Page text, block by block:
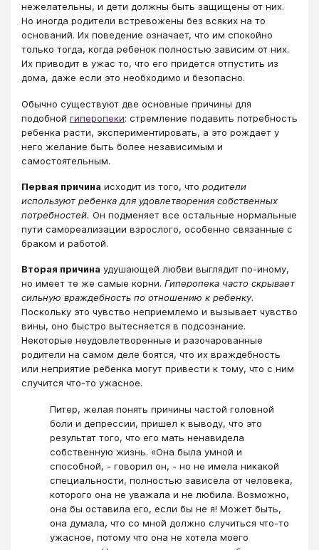
нежелательны, и дети должны быть защищены от них.
Но иногда родители встревожены без всяких на то
оснований. Их поведение означает, что им спокойно
только тогда, когда ребенок полностью зависим от них.
Их приводит в ужас то, что его придется отпустить из
дома, даже если это необходимо и безопасно.
Обычно существуют две основные причины для
подобной гиперопеки: стремление подавить потребность
ребенка расти, экспериментировать, а это рождает у
него желание быть более независимым и
самостоятельным.
Первая причина исходит из того, что родители
используют ребенка для удовлетворения собственных
потребностей. Он подменяет все остальные нормальные
пути самореализации взрослого, особенно связанные с
браком и работой.
Вторая причина удушающей любви выглядит по-иному,
но имеет те же самые корни. Гиперопека часто скрывает
сильную враждебность по отношению к ребенку.
Поскольку это чувство неприемлемо и вызывает чувство
вины, оно быстро вытесняется в подсознание.
Некоторые неудовлетворенные и разочарованные
родители на самом деле боятся, что их враждебность
или неприятие ребенка могут привести к тому, что с ним
случится что-то ужасное.
Питер, желая понять причины частой головной
боли и депрессии, пришел к выводу, что это
результат того, что его мать ненавидела
собственную жизнь. «Она была умной и
способной, - говорил он, - но не имела никакой
специальности, полностью зависела от человека,
которого она не уважала и не любила. Возможно,
она бы оставила его, если бы не я! Может быть,
она думала, что со мной должно случиться что-то
ужасное, потому что она не хотела моего